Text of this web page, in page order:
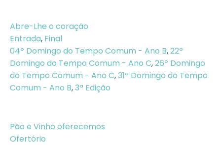
Abre-Lhe o coração
Entrada, Final
04º Domingo do Tempo Comum - Ano B,22º
Domingo do Tempo Comum - Ano C,26º Domingo
do Tempo Comum - Ano C,31º Domingo do Tempo
Comum - Ano B,3ª Edição
Pão e Vinho oferecemos
Ofertório